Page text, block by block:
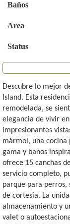
Baños
Area
Status
Descubre lo mejor
Island. Esta
remodelada, se
elegancia de vivir
impresionantes
mármol, una cocina
gama y baños
ofrece 15 canchas
servicio completo,
parque para perros,
de cortesía. La
almacenamiento y
valet o